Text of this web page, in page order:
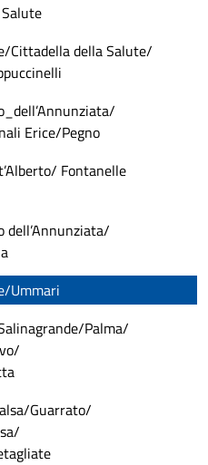
Cittadella della Salute/
Erice/Pegno
Fontanelle
dell’Annunziata/
Ummari
Palma/
Guarrato/